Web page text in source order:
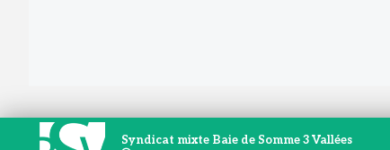
Syndicat mixte Baie de Somme 3 Vallées